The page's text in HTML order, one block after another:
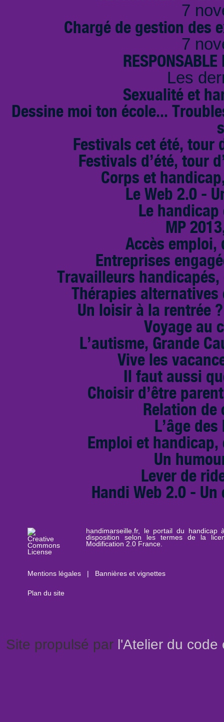
7
Chargé de gestion des
7
Les
Sexualité et
Dessine moi ton école...
Festivals cet été, tour
Festivals d’été, tour
Corps et
Le Web 2.0 -
Le
MP
Accès
Entreprises
Travailleurs
Thérapies
Un loisir à la rentrée
Voyage au
L’autisme, Grande
Vive les
Il faut aussi
Choisir d’être
Relation de
L’âge
Emploi et
Un
Lever de
Handi Web 2.0 -
handimarseille.fr, le portail du handicap
disposition selon les termes de la
Modification 2.0 France.
Mentions légales Bannières et vignettes
Plan du site
Site propulsé par l'Atelier du